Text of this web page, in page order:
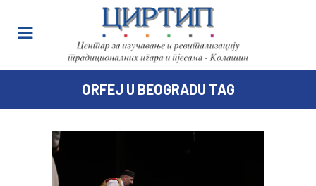
ORFEJ U BEOGRADU TAG